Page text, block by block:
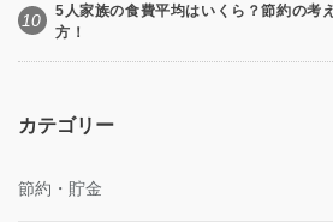
10
5人家族の食費平均はいくら？節約の考
方！
カテゴリー
節約・貯金